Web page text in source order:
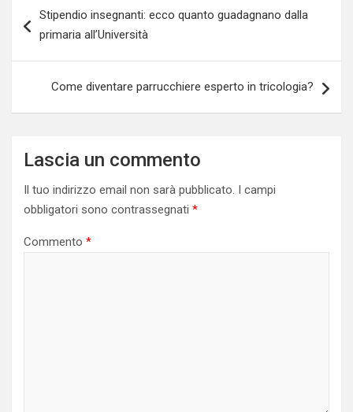
articoli
Stipendio insegnanti: ecco quanto guadagnano dalla
primaria all’Università
Come diventare parrucchiere esperto in tricologia?
Lascia un commento
Il tuo indirizzo email non sarà pubblicato. I campi
obbligatori sono contrassegnati *
Commento *